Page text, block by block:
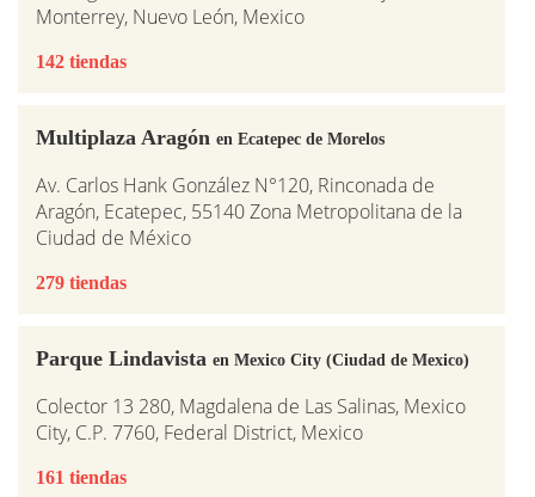
Monterrey, Nuevo León, Mexico
142 tiendas
Multiplaza Aragón en Ecatepec de Morelos
Av. Carlos Hank González N°120, Rinconada de
Aragón, Ecatepec, 55140 Zona Metropolitana de la
Ciudad de México
279 tiendas
Parque Lindavista en Mexico City (Ciudad de Mexico)
Colector 13 280, Magdalena de Las Salinas, Mexico
City, C.P. 7760, Federal District, Mexico
161 tiendas